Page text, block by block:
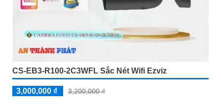
CS-EB3-R100-2C3WFL Sắc Nét Wifi Ezviz
3,000,000 ₫ 3,200,000 ₫